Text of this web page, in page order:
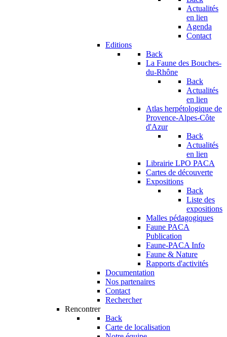
Actualités
en lien
Agenda
Contact
Editions
Back
La Faune des Bouches-
du-Rhône
Back
Actualités
en lien
Atlas herpétologique de
Provence-Alpes-Côte
d'Azur
Back
Actualités
en lien
Librairie LPO PACA
Cartes de découverte
Expositions
Back
Liste des
expositions
Malles pédagogiques
Faune PACA
Publication
Faune-PACA Info
Faune & Nature
Rapports d'activités
Documentation
Nos partenaires
Contact
Rechercher
Rencontrer
Back
Carte de localisation